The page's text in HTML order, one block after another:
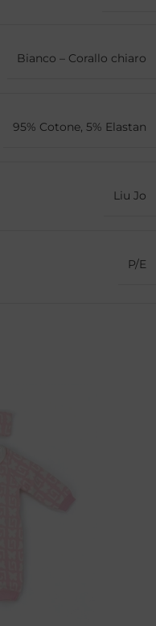
Bianco – Corallo chiaro
95% Cotone, 5% Elastan
Liu Jo
P/E